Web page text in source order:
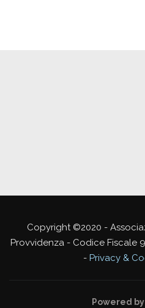
Copyright ©2020 -
Provvidenza - Codice Fiscale
- Privacy &
Powered by